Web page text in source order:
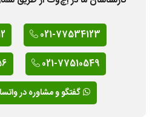
021-77534123
021-77510549
گفتگو و مشاوره در